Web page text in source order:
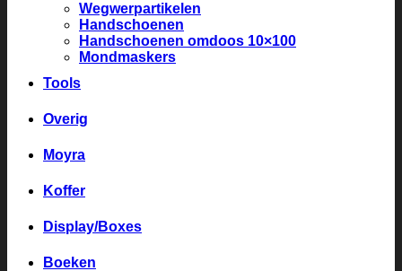
Wegwerpartikelen
Handschoenen
Handschoenen omdoos 10×100
Mondmaskers
Tools
Overig
Moyra
Koffer
Display/Boxes
Boeken